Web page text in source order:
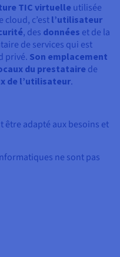
TIC virtuelle utilisée
cloud, c’est l’utilisateur
, des données et de la
de services qui est
privé. Son emplacement
du prestataire de
de l’utilisateur.
adapté aux besoins et
ne sont pas